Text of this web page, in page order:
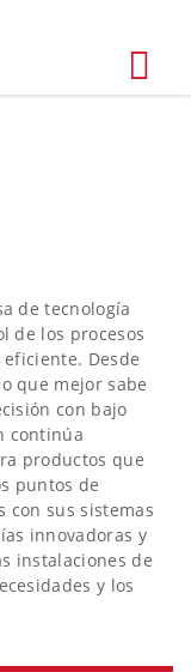
de tecnología
de los procesos
Desde
que mejor sabe
con bajo
continúa
productos que
puntos de
con sus sistemas
innovadoras y
instalaciones de
y los